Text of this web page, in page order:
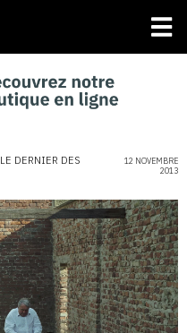
LE DERNIER DES
12 NOVEMBRE
2013